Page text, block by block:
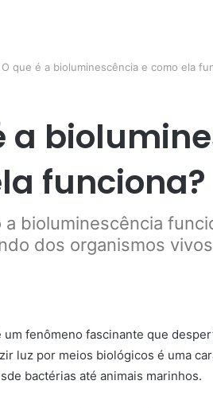
O que é a bioluminescência e como ela
a
funciona?
a bioluminescência
dos organismos
um fenômeno fascinante que
luz por meios biológicos é uma
bactérias até animais marinhos.